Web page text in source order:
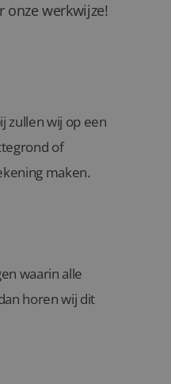
onze werkwijze!
zullen wij op een
of
maken.
waarin alle
horen wij dit